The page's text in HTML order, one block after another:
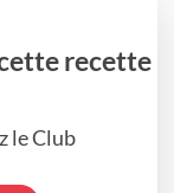
recette
le Club